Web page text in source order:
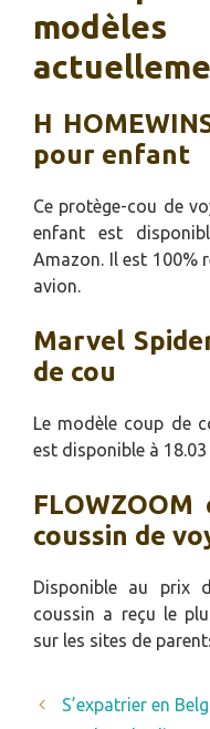
H
pour enfant
Ce protège-cou de
enfant est
Amazon. Il est 100%
avion.
Marvel
de cou
Le modèle coup de
est disponible à 18.03
coussin de
Disponible au prix
coussin a reçu le
sur les sites de
S’expatrier en